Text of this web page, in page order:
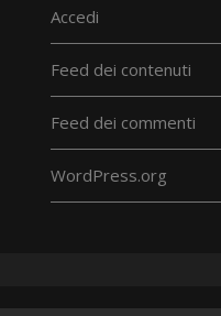
Accedi
Feed dei contenuti
Feed dei commenti
WordPress.org